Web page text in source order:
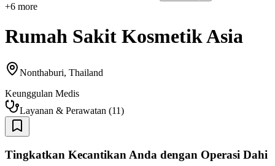
+6 more
Rumah Sakit Kosmetik Asia
Nonthaburi, Thailand
Keunggulan Medis
Layanan & Perawatan (11)
Tingkatkan Kecantikan Anda dengan Operasi Dahi